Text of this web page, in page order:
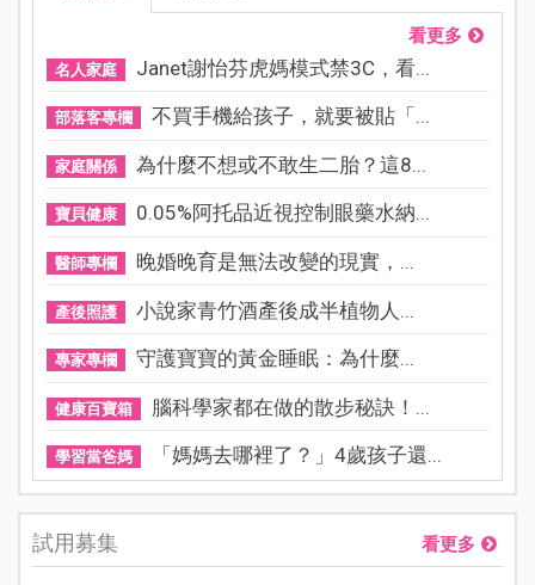
看更多
名人家庭 Janet謝怡芬虎媽模式禁3C，看...
部落客專欄 不買手機給孩子，就要被貼「...
家庭關係 為什麼不想或不敢生二胎？這8...
寶貝健康 0.05%阿托品近視控制眼藥水納...
醫師專欄 晚婚晚育是無法改變的現實，...
產後照護 小說家青竹酒產後成半植物人...
專家專欄 守護寶寶的黃金睡眠：為什麼...
健康百寶箱 腦科學家都在做的散步秘訣！...
學習當爸媽 「媽媽去哪裡了？」4歲孩子還...
試用募集 看更多